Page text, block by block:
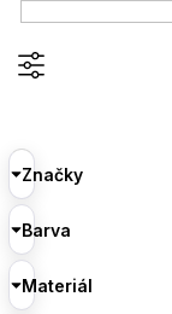
Značky
Barva
Materiál